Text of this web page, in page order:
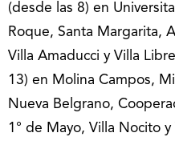
(desde las 8) en
Roque, Santa Margarita,
Villa Amaducci y Villa
13) en Molina Campos,
Nueva Belgrano,
1° de Mayo, Villa Nocito